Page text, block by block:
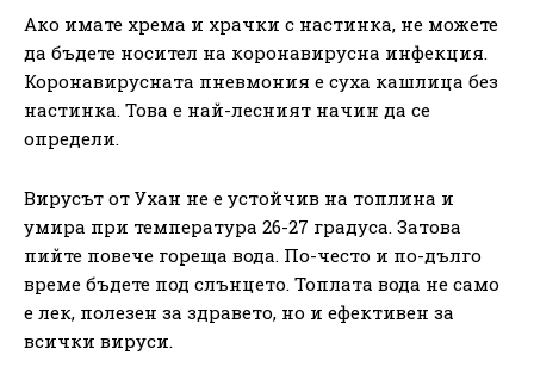
Ако имате хрема и храчки с настинка, не можете
да бъдете носител на коронавирусна инфекция.
Коронавирусната пневмония е суха кашлица без
настинка. Това е най-лесният начин да се
определи.
Вирусът от Ухан не е устойчив на топлина и
умира при температура 26-27 градуса. Затова
пийте повече гореща вода. По-често и по-дълго
време бъдете под слънцето. Топлата вода не само
е лек, полезен за здравето, но и ефективен за
всички вируси.